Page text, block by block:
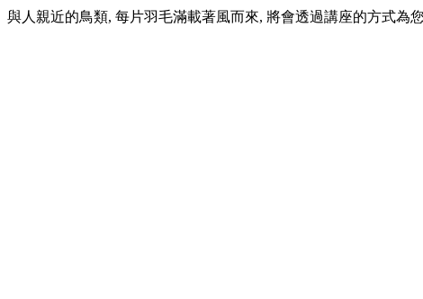
人親近的鳥類, 每片羽毛滿載著風而來, 將會透過講座的方式為您